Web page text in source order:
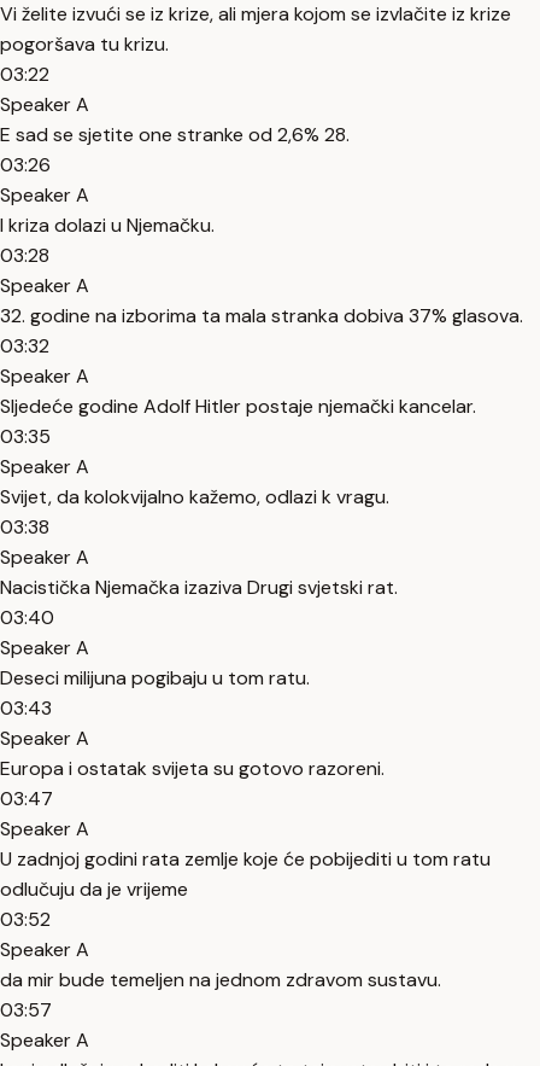
Vi želite izvući se iz krize, ali mjera kojom se izvlačite iz krize
pogoršava tu krizu.
03:22
Speaker A
E sad se sjetite one stranke od 2,6% 28.
03:26
Speaker A
I kriza dolazi u Njemačku.
03:28
Speaker A
32. godine na izborima ta mala stranka dobiva 37% glasova.
03:32
Speaker A
Sljedeće godine Adolf Hitler postaje njemački kancelar.
03:35
Speaker A
Svijet, da kolokvijalno kažemo, odlazi k vragu.
03:38
Speaker A
Nacistička Njemačka izaziva Drugi svjetski rat.
03:40
Speaker A
Deseci milijuna pogibaju u tom ratu.
03:43
Speaker A
Europa i ostatak svijeta su gotovo razoreni.
03:47
Speaker A
U zadnjoj godini rata zemlje koje će pobijediti u tom ratu
odlučuju da je vrijeme
03:52
Speaker A
da mir bude temeljen na jednom zdravom sustavu.
03:57
Speaker A